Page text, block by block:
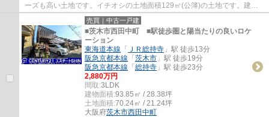
ーズも高い土地です。イチオシの土地面積129㎡(公簿)の土地です。建築
条件なしなので、お好みのデザインで住まい...
売買｜中古一戸建
■茨木市西田中町 ■駅徒歩圏と陽当たりの良いロケ
ーション
東海道本線 「 ＪＲ総持寺 」駅 徒歩13分
阪急京都本線 「 茨木市 」駅 徒歩19分
阪急京都本線 「 総持寺 」駅 徒歩23分
2,880万円
間取:3LDK
建物面積:93.85㎡ / 28.38坪
土地面積:70.24㎡ / 21.24坪
大阪府茨木市西田中町